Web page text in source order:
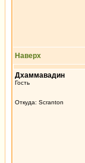
Наверх
Дхаммавадин
Гость
Откуда: Scranton